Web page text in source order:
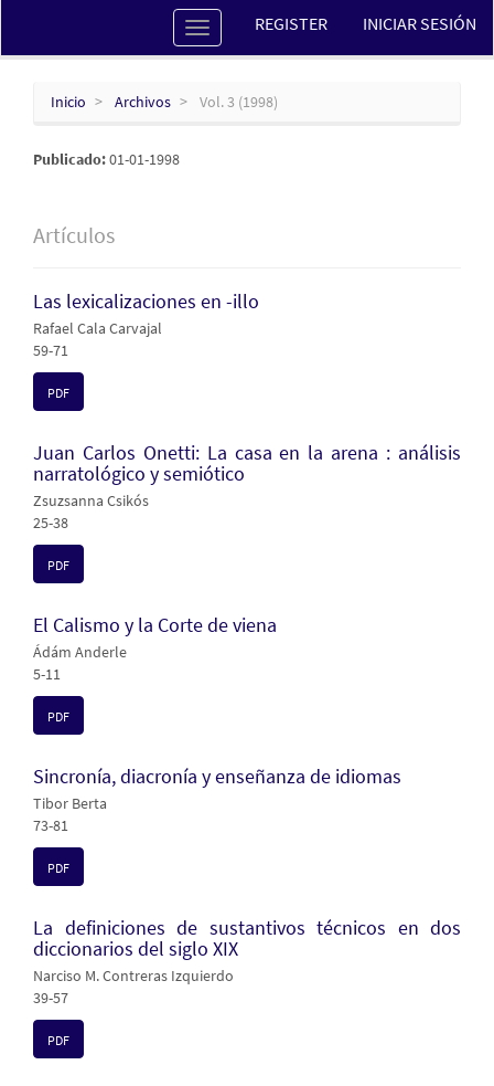
Contenido
Barra
REGISTER INICIAR SESIÓN
Toggle
navigation
Inicio Archivos Vol. 3 (1998)
Publicado:01-01-1998
Artículos
Las lexicalizaciones en -illo
Rafael Cala Carvajal
59-71
PDF
Juan Carlos Onetti: La casa en la arena : análisis
narratológico y semiótico
Zsuzsanna Csikós
25-38
PDF
El Calismo y la Corte de viena
Ádám Anderle
5-11
PDF
Sincronía, diacronía y enseñanza de idiomas
Tibor Berta
73-81
PDF
La definiciones de sustantivos técnicos en dos
diccionarios del siglo XIX
Narciso M. Contreras Izquierdo
39-57
PDF